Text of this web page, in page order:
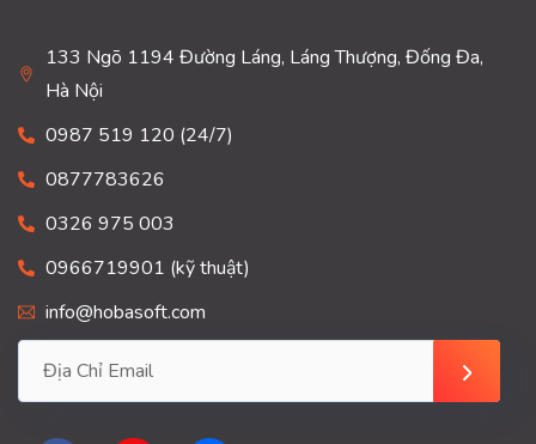
133 Ngõ 1194 Đường Láng, Láng Thượng, Đống Đa,
Hà Nội
0987 519 120 (24/7)
0877783626
0326 975 003
0966719901 (kỹ thuật)
info@hobasoft.com